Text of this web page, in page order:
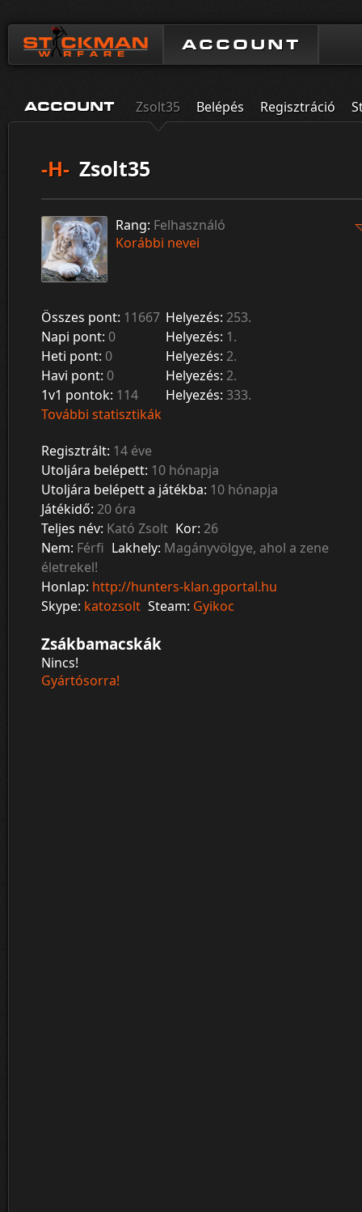
ACCOUNT
ACCOUNT Zsolt35 Belépés Regisztráció
-H- Zsolt35
Rang: Felhasználó
Korábbi nevei
Összes pont: 11667 Helyezés: 253.
Napi pont: 0 Helyezés: 1.
Heti pont: 0 Helyezés: 2.
Havi pont: 0 Helyezés: 2.
1v1 pontok: 114 Helyezés: 333.
További statisztikák
Regisztrált: 14 éve
Utoljára belépett: 10 hónapja
Utoljára belépett a játékba: 10 hónapja
Játékidő: 20 óra
Teljes név: Kató Zsolt Kor: 26
Nem: Férfi Lakhely: Magányvölgye, ahol a zene
életrekel!
Honlap: http://hunters-klan.gportal.hu
Skype: katozsolt Steam: Gyikoc
Zsákbamacskák
Nincs!
Gyártósorra!